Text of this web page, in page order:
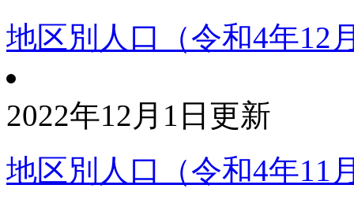
地区別人口（令和4年12
2022年12月1日更新
地区別人口（令和4年11